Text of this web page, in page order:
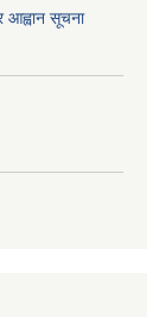
आह्वान सूचना